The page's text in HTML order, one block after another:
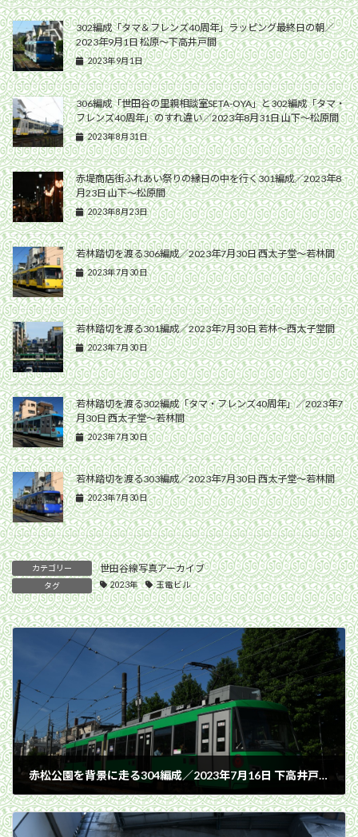
302編成「タマ＆フレンズ40周年」ラッピング最終日の朝／
2023年9月1日 松原〜下高井戸間
2023年9月1日
306編成「世田谷の里親相談室SETA-OYA」と302編成「タマ・
フレンズ40周年」のすれ違い／2023年8月31日 山下〜松原間
2023年8月31日
赤堤商店街ふれあい祭りの縁日の中を行く301編成／2023年8
月23日 山下〜松原間
2023年8月23日
若林踏切を渡る306編成／2023年7月30日 西太子堂〜若林間
2023年7月30日
若林踏切を渡る301編成／2023年7月30日 若林〜西太子堂間
2023年7月30日
若林踏切を渡る302編成「タマ・フレンズ40周年」／2023年7
月30日 西太子堂〜若林間
2023年7月30日
若林踏切を渡る303編成／2023年7月30日 西太子堂〜若林間
2023年7月30日
カテゴリー 世田谷線写真アーカイブ
タグ 2023年 玉電ビル
赤松公園を背景に走る304編成／2023年7月16日 下高井戸〜松原間
2023年7月16日